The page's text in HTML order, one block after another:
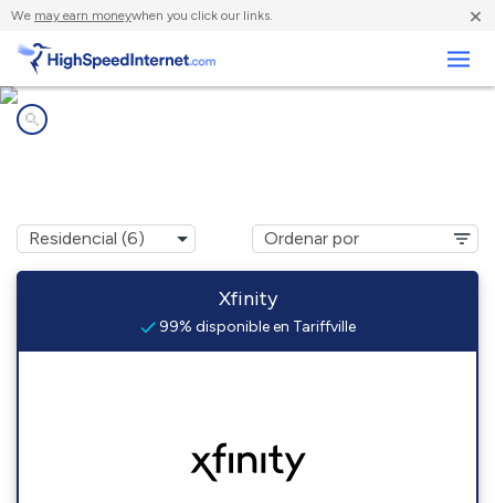
We may earn moneywhen you click our links. ×
Xfinity
99% disponible en Tariffville